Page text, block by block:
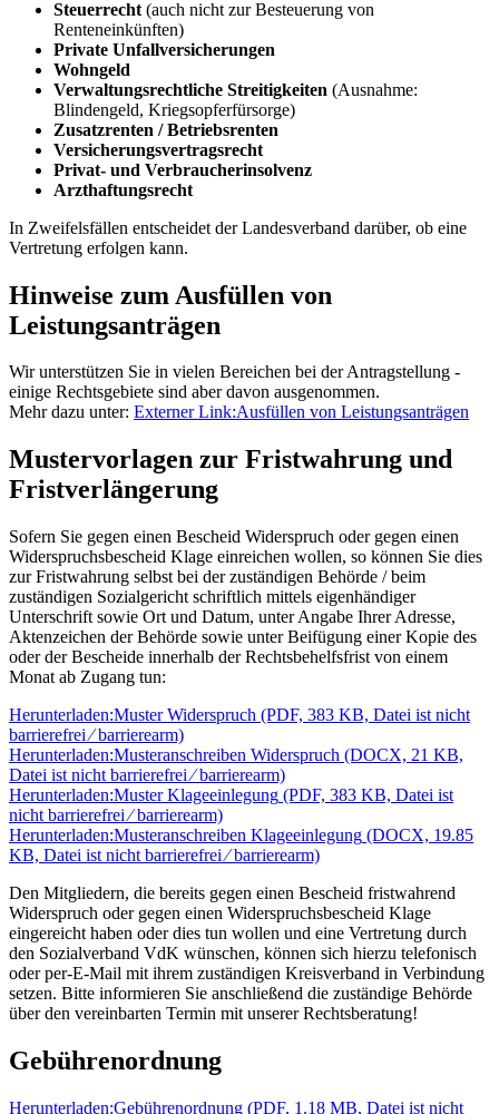
Steuerrecht (auch nicht zur Besteuerung von
Renteneinkünften)
Private Unfallversicherungen
Wohngeld
Verwaltungsrechtliche Streitigkeiten (Ausnahme:
Blindengeld, Kriegsopferfürsorge)
Zusatzrenten / Betriebsrenten
Versicherungsvertragsrecht
Privat- und Verbraucherinsolvenz
Arzthaftungsrecht
In Zweifelsfällen entscheidet der Landesverband darüber, ob eine
Vertretung erfolgen kann.
Hinweise zum Ausfüllen von
Leistungsanträgen
Wir unterstützen Sie in vielen Bereichen bei der Antragstellung -
einige Rechtsgebiete sind aber davon ausgenommen.
Mehr dazu unter: Externer Link:Ausfüllen von Leistungsanträgen
Mustervorlagen zur Fristwahrung und
Fristverlängerung
Sofern Sie gegen einen Bescheid Widerspruch oder gegen einen
Widerspruchsbescheid Klage einreichen wollen, so können Sie dies
zur Fristwahrung selbst bei der zuständigen Behörde / beim
zuständigen Sozialgericht schriftlich mittels eigenhändiger
Unterschrift sowie Ort und Datum, unter Angabe Ihrer Adresse,
Aktenzeichen der Behörde sowie unter Beifügung einer Kopie des
oder der Bescheide innerhalb der Rechtsbehelfsfrist von einem
Monat ab Zugang tun:
Herunterladen:Muster Widerspruch (PDF, 383 KB, Datei ist nicht
barrierefrei ⁄ barrierearm)
Herunterladen:Musteranschreiben Widerspruch (DOCX, 21 KB,
Datei ist nicht barrierefrei ⁄ barrierearm)
Herunterladen:Muster Klageeinlegung (PDF, 383 KB, Datei ist
nicht barrierefrei ⁄ barrierearm)
Herunterladen:Musteranschreiben Klageeinlegung (DOCX, 19.85
KB, Datei ist nicht barrierefrei ⁄ barrierearm)
Den Mitgliedern, die bereits gegen einen Bescheid fristwahrend
Widerspruch oder gegen einen Widerspruchsbescheid Klage
eingereicht haben oder dies tun wollen und eine Vertretung durch
den Sozialverband VdK wünschen, können sich hierzu telefonisch
oder per-E-Mail mit ihrem zuständigen Kreisverband in Verbindung
setzen. Bitte informieren Sie anschließend die zuständige Behörde
über den vereinbarten Termin mit unserer Rechtsberatung!
Gebührenordnung
Herunterladen:Gebührenordnung (PDF, 1.18 MB, Datei ist nicht